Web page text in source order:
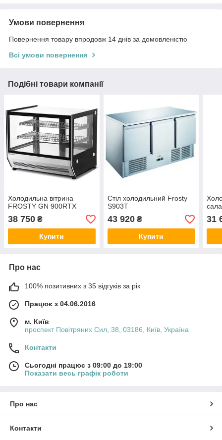
Умови повернення
Повернення товару впродовж 14 днів за домовленістю
Всі умови повернення
Подібні товари компанії
Холодильна вітрина
FROSTY GN 900RTХ
38 750 ₴
Купити
Стіл холодильний Frosty
S903T
43 920₴
Купити
31
Про нас
100% позитивних з 35 відгуків за рік
Працює з 04.06.2016
м. Київ
проспект Повітряних Сил, 38, 03186, Київ, Україна
Контакти
Сьогодні працює з 09:00 до 19:00
Показати весь графік роботи
Про нас
Контакти